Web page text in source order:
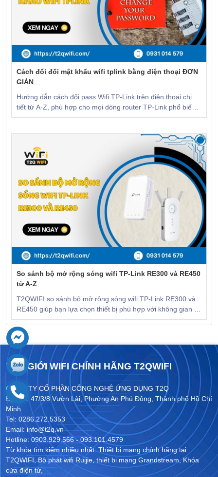
Cách đổi đổi mật khẩu wifi tplink bằng điện thoại ĐƠN
GIẢN
Hướng dẫn cách đổi pass Wifi TP-Link trên điện thoại chi
tiết từ A-Z, phù hợp cho mọi dòng router TP-Link phổ biến
hiện nay. CLICK để xem!
So sánh bộ mở rộng sóng wifi TP-Link RE300 và RE450
từ A-Z
T2QWIFI so sánh bộ mở rộng sóng wifi TP-Link RE300 và
RE450 giúp bạn lựa chọn thiết bị phù hợp với không gian và
ngân sách. KHÁM PHÁ NGAY!
THẾ GIỚI WIFI CHÍNH HÃNG T2QWIFI
CÔNG TY CỔ PHẦN CÔNG NGHỆ ỨNG DỤNG T2Q
Địa chỉ: 47/3/8 Vườn Lài, Phường An Phú Đông, Thành phố Hồ Chí
Minh
Tel: 0286.272.5353
Email: info@t2q.vn
Hotline: 0903.929.566 - 093.101.4579
Từ khóa tìm kiếm nhiều nhất:Thiết bị mạng chính hãng tại
T2QWIFI,Bộ phát wifi Ruijie,thiết bị mạng Grandstream,Khóa
cửa điện từ,